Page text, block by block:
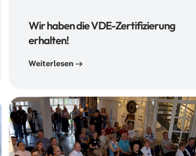
Wir haben die VDE-Zertifizierung
erhalten!
Weiterlesen